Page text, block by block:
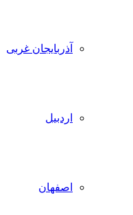
آذربایجان غربی
اردبیل
اصفهان